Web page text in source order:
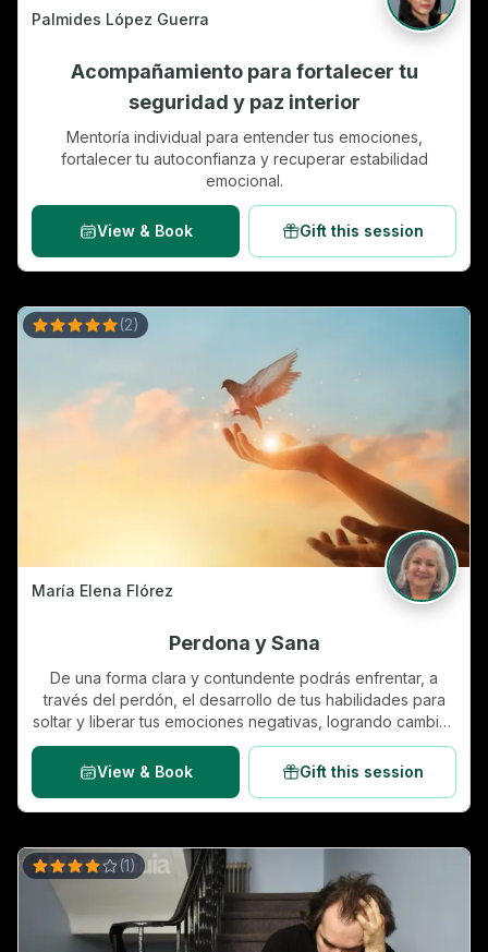
Palmides López Guerra
Acompañamiento para fortalecer tu
seguridad y paz interior
Mentoría individual para entender tus emociones,
fortalecer tu autoconfianza y recuperar estabilidad
emocional.
View & Book Gift this session
(2)
María Elena Flórez
Perdona y Sana
De una forma clara y contundente podrás enfrentar, a
través del perdón, el desarrollo de tus habilidades para
soltar y liberar tus emociones negativas, logrando cambios
en los paradigmas que limitaban tu vida. Aprenderás lo
importante de la toma de decisiones y, por ende, la aut…
View & Book Gift this session
(1)